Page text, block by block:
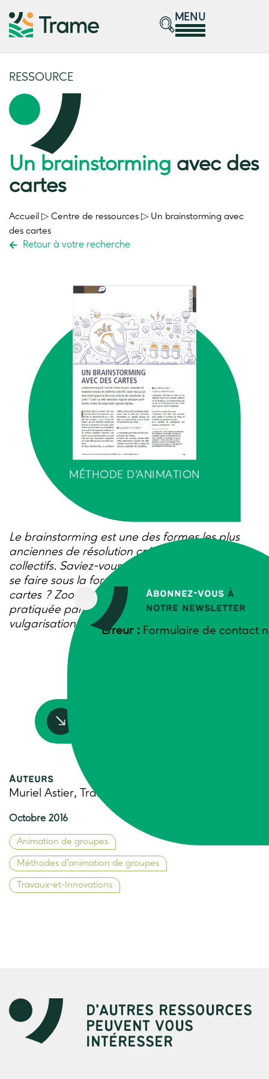
MENU
Abonnez-vous à
notre newsletter
Erreur : Formulaire de contact
RESSOURCE
Un brainstorming avec des
cartes
Accueil ▷ Centre de ressources ▷ Un brainstorming avec
des cartes
Retour à votre recherche
MÉTHODE D’ANIMATION
Le brainstorming est une des formes les plus
anciennes de résolution créative de problèmes
collectifs. Saviez-vous qu’un brainstorming peut
se faire sous la forme de consultation de
cartes ? Zoom sur cette animation originale
pratiquée par le Service romand de
vulgarisation agricole Agridea.
Auteurs
Muriel Astier, Trame
Octobre 2016
Animation de groupes
Méthodes d’animation de groupes
Travaux-et-Innovations
D’AUTRES RESSOURCES
PEUVENT VOUS
INTÉRESSER